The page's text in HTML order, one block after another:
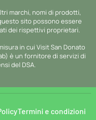
marchi, nomi di prodotti,
sito possono essere
dei rispettivi proprietari.
in cui Visit San Donato
è un fornitore di servizi di
del DSA.
Termini e condizioni